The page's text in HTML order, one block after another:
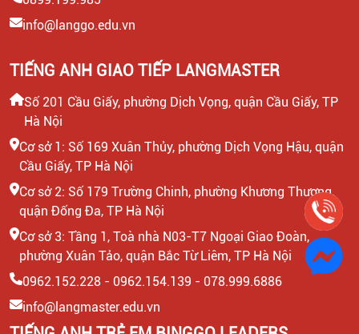
info@langgo.edu.vn
TIẾNG ANH GIAO TIẾP LANGMASTER
Số 201 Cầu Giấy, phường Dịch Vọng, quận Cầu Giấy, TP
Hà Nội
Cơ sở 1: Số 169 Xuân Thủy, phường Dịch Vọng Hậu, quận
Cầu Giấy, TP Hà Nội
Cơ sở 2: Số 179 Trường Chinh, phường Khương Thượng,
quận Đống Đa, TP Hà Nội
Cơ sở 3: Tầng 1, Toà nhà N03-T7 Ngoại Giao Đoàn,
phường Xuân Tảo, quận Bắc Từ Liêm, TP Hà Nội
0962.152.228 - 0962.154.139 - 078.999.6886
info@langmaster.edu.vn